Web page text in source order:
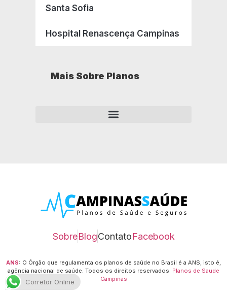
Santa Sofia
Hospital Renascença Campinas
Mais Sobre Planos
SobreBlogContatoFacebook
ANS: O Órgão que regulamenta os planos de saúde no Brasil é a ANS, isto é,
agência nacional de saúde. Todos os direitos reservados. Planos de Saude
Campinas
Corretor Online